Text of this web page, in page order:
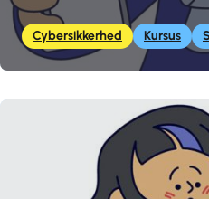
Cybersikkerhed Kursus